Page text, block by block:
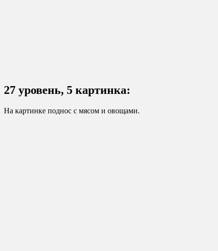
27 уровень, 5 картинка:
На картинке поднос с мясом и овощами.